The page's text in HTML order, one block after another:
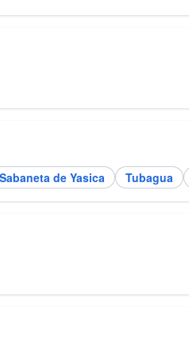
Sabaneta de Yasica Tubagua